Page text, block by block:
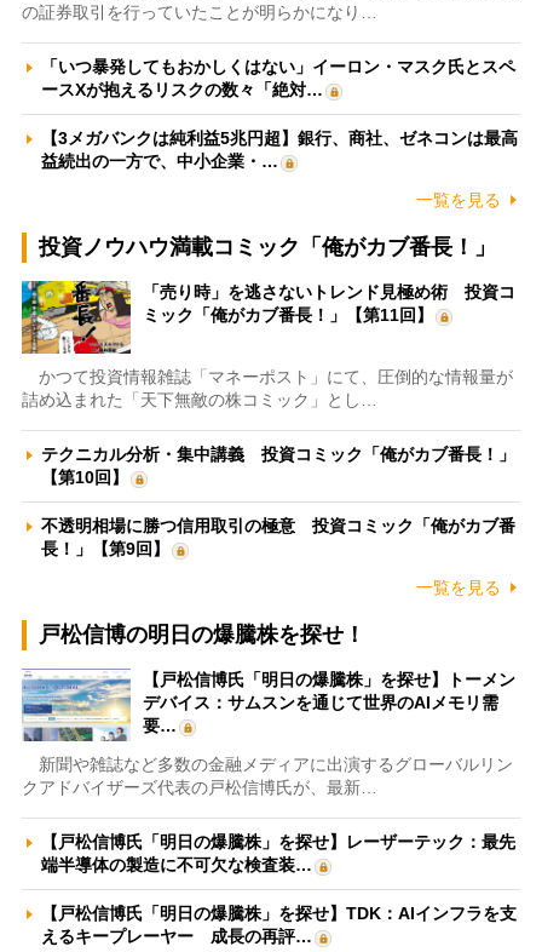
の証券取引を行っていたことが明らかになり…
「いつ暴発してもおかしくはない」イーロン・マスク氏とスペ
ースXが抱えるリスクの数々「絶対…
【3メガバンクは純利益5兆円超】銀行、商社、ゼネコンは最高
益続出の一方で、中小企業・…
一覧を見る
投資ノウハウ満載コミック「俺がカブ番長！」
「売り時」を逃さないトレンド見極め術 投資コ
ミック「俺がカブ番長！」【第11回】
かつて投資情報雑誌「マネーポスト」にて、圧倒的な情報量が
詰め込まれた「天下無敵の株コミック」とし…
テクニカル分析・集中講義 投資コミック「俺がカブ番長！」
【第10回】
不透明相場に勝つ信用取引の極意 投資コミック「俺がカブ番
長！」【第9回】
一覧を見る
戸松信博の明日の爆騰株を探せ！
【戸松信博氏「明日の爆騰株」を探せ】トーメン
デバイス：サムスンを通じて世界のAIメモリ需
要…
新聞や雑誌など多数の金融メディアに出演するグローバルリン
クアドバイザーズ代表の戸松信博氏が、最新…
【戸松信博氏「明日の爆騰株」を探せ】レーザーテック：最先
端半導体の製造に不可欠な検査装…
【戸松信博氏「明日の爆騰株」を探せ】TDK：AIインフラを支
えるキープレーヤー 成長の再評…